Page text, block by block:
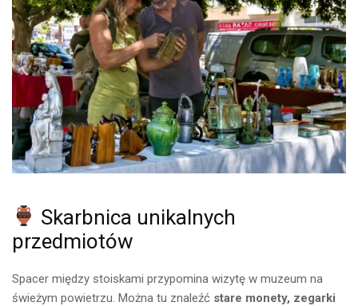
Skarbnica unikalnych
przedmiotów
Spacer między stoiskami przypomina wizytę w muzeum na
świeżym powietrzu. Można tu znaleźć stare monety, zegarki